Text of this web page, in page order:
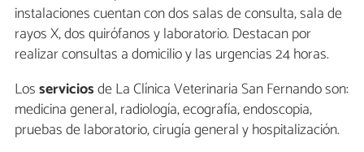
instalaciones cuentan con dos salas de consulta, sala de
rayos X, dos quirófanos y laboratorio. Destacan por
realizar consultas a domicilio y las urgencias 24 horas.
Losserviciosde La Clínica Veterinaria San Fernando son:
medicina general, radiología, ecografía, endoscopia,
pruebas de laboratorio, cirugía general y hospitalización.